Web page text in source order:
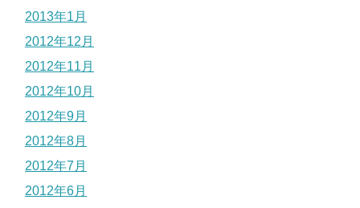
2013年1月
2012年12月
2012年11月
2012年10月
2012年9月
2012年8月
2012年7月
2012年6月